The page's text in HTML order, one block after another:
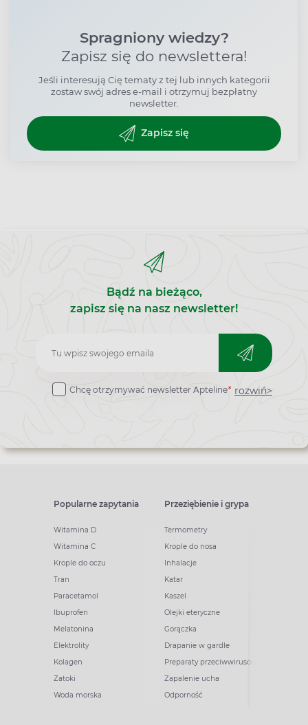
Spragniony wiedzy?
Zapisz się do newslettera!
Jeśli interesują Cię tematy z tej lub innych kategorii
zostaw swój adres e-mail i otrzymuj bezpłatny
newsletter.
Zapisz się
Bądź na bieżąco,
zapisz się na nasz newsletter!
Zapisz
do
Chcę otrzymywać newsletter Apteline* rozwiń>
Popularne zapytania
Witamina D
Witamina C
Krople do oczu
Tran
Paracetamol
Ibuprofen
Melatonina
Elektrolity
Kolagen
Zatoki
Woda morska
Przeziębienie i grypa
Termometry
Krople do nosa
Inhalacje
Katar
Kaszel
Olejki eteryczne
Gorączka
Drapanie w gardle
Preparaty przeciwwirusowe
Zapalenie ucha
Odporność